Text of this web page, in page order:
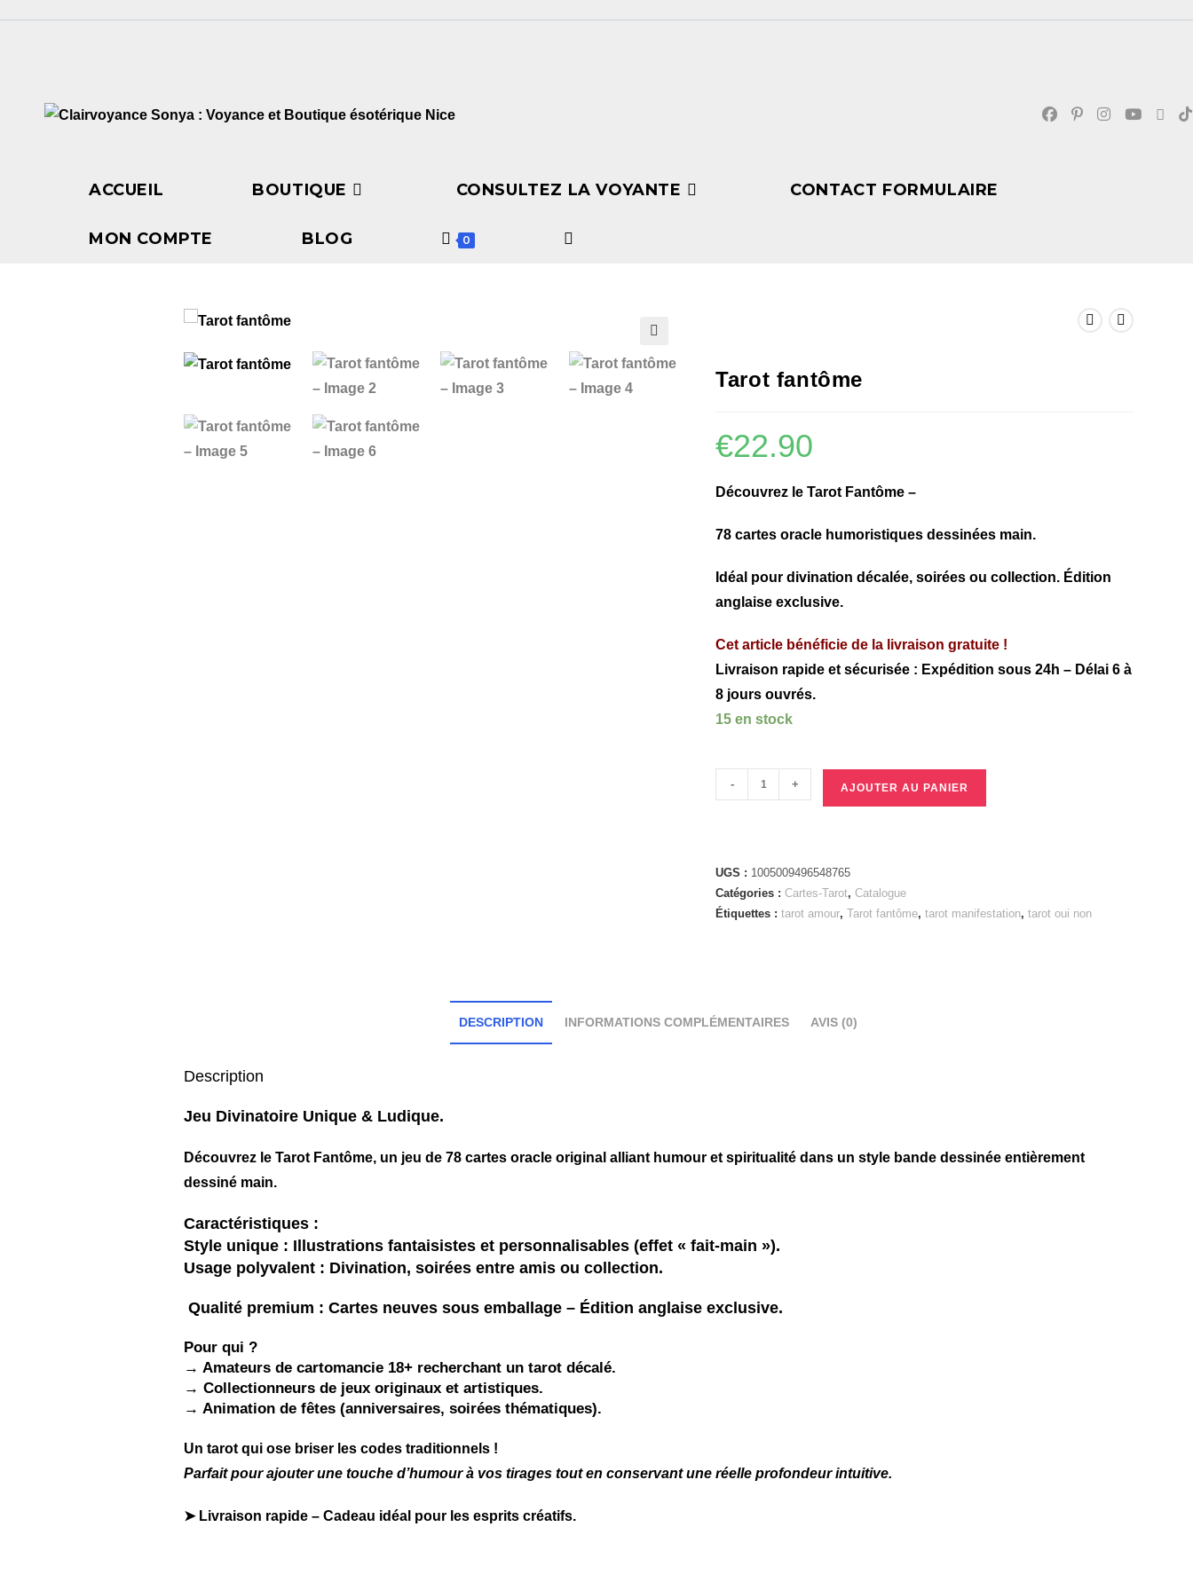
ACCUEIL BOUTIQUE CONSULTEZ LA VOYANTE CONTACT FORMULAIRE
MON COMPTE BLOG 0
🔍
Tarot fantôme
€22.90
Découvrez le Tarot Fantôme –
78 cartes oracle humoristiques dessinées main.
Idéal pour divination décalée, soirées ou collection. Édition
anglaise exclusive.
Cet article bénéficie de la livraison gratuite !
Livraison rapide et sécurisée : Expédition sous 24h – Délai 6 à
8 jours ouvrés.
15 en stock
- + AJOUTER AU PANIER
UGS : 1005009496548765
Catégories :Cartes-Tarot,Catalogue
Étiquettes :tarot amour,Tarot fantôme,tarot manifestation,tarot oui non
DESCRIPTION INFORMATIONS COMPLÉMENTAIRES AVIS (0)
Description
Jeu Divinatoire Unique & Ludique.
Découvrez leTarot Fantôme, un jeu de 78 cartes oracle original alliant humour et spiritualité dans un style bande dessinée entièrement
dessiné main.
Caractéristiques :
Style unique : Illustrationsfantaisistes et personnalisables (effet « fait-main »).
Usage polyvalent : Divination,soirées entre amis oucollection.
Qualité premium : Cartes neuves sous emballage – Édition anglaise exclusive.
Pour qui ?
→ Amateurs de cartomancie 18+ recherchant un tarot décalé.
→ Collectionneurs de jeuxoriginaux et artistiques.
→ Animation de fêtes (anniversaires, soirées thématiques).
Un tarot qui ose briser les codes traditionnels !
Parfait pour ajouter une touche d’humour à vos tirages tout en conservant une réelle profondeur intuitive.
➤ Livraison rapide – Cadeau idéal pour les esprits créatifs.